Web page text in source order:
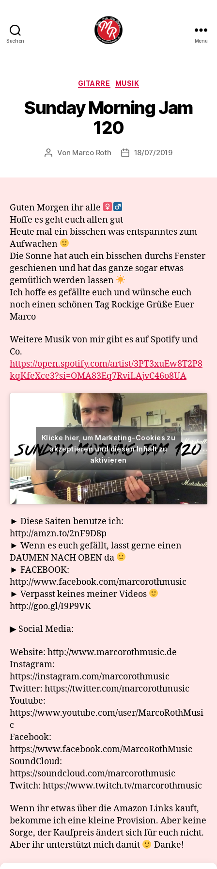
Suchen Menü
Kategorien
GITARRE MUSIK
Sunday Morning Jam
120
Beitragsautor
Von Marco Roth Veröffentlichungsdatum
18/07/2019
Guten Morgen ihr alle ‍
Hoffe es geht euch allen gut
Heute mal ein bisschen was entspanntes zum
Aufwachen
Die Sonne hat auch ein bisschen durchs Fenster
geschienen und hat das ganze sogar etwas
gemütlich werden lassen
Ich hoffe es gefällte euch und wünsche euch
noch einen schönen Tag Rockige Grüße Euer
Marco
Weitere Musik von mir gibt es auf Spotify und
Co.
https://open.spotify.com/artist/3PT3xuEw8T2P8
kqKfeXce3?si=OMA83Eq7RviLAjvC46o8UA
Klicke hier, um Marketing-Cookies zu
akzeptieren und diesen Inhalt zu
aktivieren
► Diese Saiten benutze ich:
http://amzn.to/2nF9D8p
► Wenn es euch gefällt, lasst gerne einen
DAUMEN NACH OBEN da
► FACEBOOK:
http://www.facebook.com/marcorothmusic
► Verpasst keines meiner Videos
http://goo.gl/I9P9VK
▶ Social Media:
Website: http://www.marcorothmusic.de
Instagram:
https://instagram.com/marcorothmusic
Twitter: https://twitter.com/marcorothmusic
Youtube:
https://www.youtube.com/user/MarcoRothMusi
c
Facebook:
https://www.facebook.com/MarcoRothMusic
SoundCloud:
https://soundcloud.com/marcorothmusic
Twitch: https://www.twitch.tv/marcorothmusic
Wenn ihr etwas über die Amazon Links kauft,
bekomme ich eine kleine Provision. Aber keine
Sorge, der Kaufpreis ändert sich für euch nicht.
Aber ihr unterstützt mich damit
Danke!